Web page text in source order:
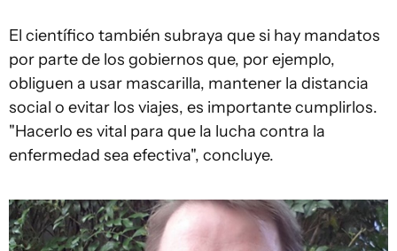
El científico también subraya que si hay mandatos
por parte de los gobiernos que, por ejemplo,
obliguen a usar mascarilla, mantener la distancia
social o evitar los viajes, es importante cumplirlos.
"Hacerlo es vital para que la lucha contra la
enfermedad sea efectiva", concluye.